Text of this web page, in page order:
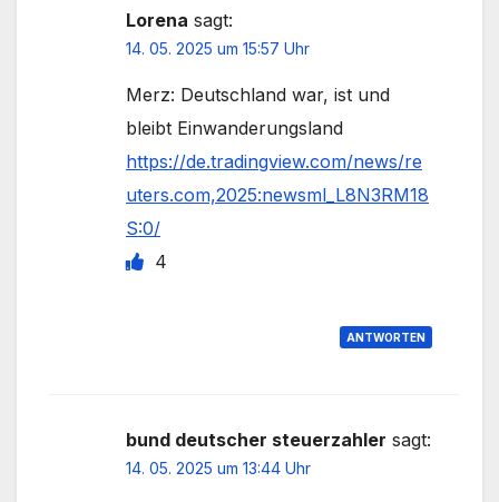
Lorena sagt:
14. 05. 2025 um 15:57 Uhr
Merz: Deutschland war, ist und
bleibt Einwanderungsland
https://de.tradingview.com/news/re
uters.com,2025:newsml_L8N3RM18
S:0/
4
ANTWORTEN
bund deutscher steuerzahler sagt:
14. 05. 2025 um 13:44 Uhr